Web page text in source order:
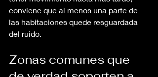
conviene que al menos una parte de
las habitaciones quede resguardada
del ruido.
Zonas comunes que